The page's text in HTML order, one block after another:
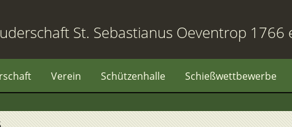
St. Sebastianus Oeventrop 1766
Verein Schützenhalle Schießwettbewerbe